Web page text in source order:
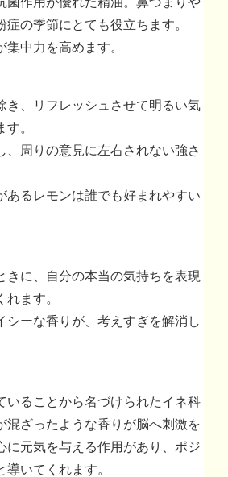
症の季節にとても役立ちます。
中力を高めます。
き、リフレッシュさせて明るい気
。
、周りの意見に左右されない強さ
あるレモンは誰でも好まれやすい
きに、自分の本当の気持ちを表現
ます。
シーな香りが、考えすぎを解消し
いることから名づけられたイネ科
混ざったような香りが脳へ刺激を
に元気を与える作用があり、ポジ
いてくれます。